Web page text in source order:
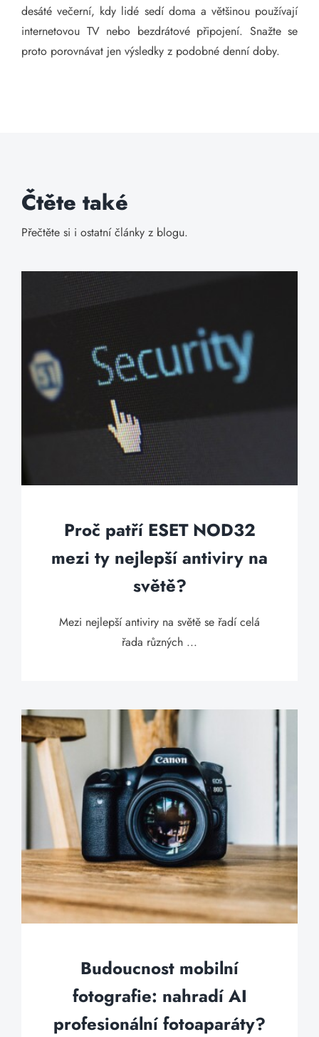
desáté večerní, kdy lidé sedí doma a většinou používají
internetovou TV nebo bezdrátové připojení. Snažte se
proto porovnávat jen výsledky z podobné denní doby.
Čtěte také
Přečtěte si i ostatní články z blogu.
Proč patří ESET NOD32
mezi ty nejlepší antiviry na
světě?
Mezi nejlepší antiviry na světě se řadí celá
řada různých ...
Budoucnost mobilní
fotografie: nahradí AI
profesionální fotoaparáty?